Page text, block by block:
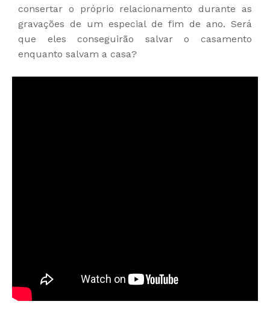
consertar o próprio relacionamento durante as
gravações de um especial de fim de ano. Será
que eles conseguirão salvar o casamento
enquanto salvam a casa?